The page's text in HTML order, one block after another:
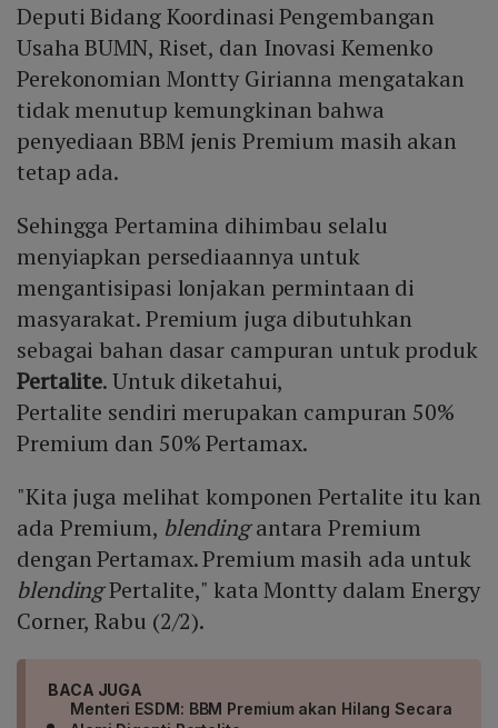
Deputi Bidang Koordinasi Pengembangan
Usaha BUMN, Riset, dan Inovasi Kemenko
Perekonomian Montty Girianna mengatakan
tidak menutup kemungkinan bahwa
penyediaan BBM jenis Premium masih akan
tetap ada.
Sehingga Pertamina dihimbau selalu
menyiapkan persediaannya untuk
mengantisipasi lonjakan permintaan di
masyarakat. Premium juga dibutuhkan
sebagai bahan dasar campuran untuk produk
Pertalite. Untuk diketahui,
Pertalite sendiri merupakan campuran 50%
Premium dan 50% Pertamax.
"Kita juga melihat komponen Pertalite itu kan
ada Premium, blendingantara Premium
dengan Pertamax. Premium masih ada untuk
blendingPertalite," kata Montty dalam Energy
Corner, Rabu (2/2).
BACA JUGA
Menteri ESDM: BBM Premium akan Hilang Secara